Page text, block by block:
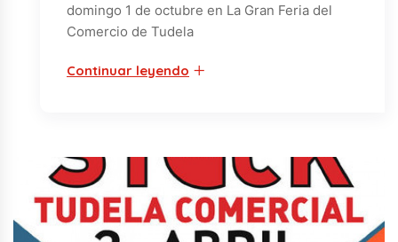
domingo 1 de octubre en La Gran Feria del
Comercio de Tudela
Continuar leyendo